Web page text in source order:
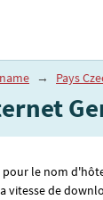
→ Pays
le nom
vitesse de